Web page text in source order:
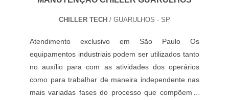
CHILLER TECH / GUARULHOS - SP
Atendimento exclusivo em São Paulo Os
equipamentos industriais podem ser utilizados tanto
no auxílio para com as atividades dos operários
como para trabalhar de maneira independente nas
mais variadas fases do processo que compõem a